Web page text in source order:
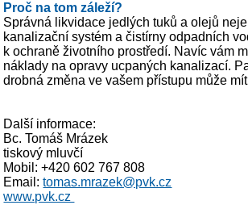
Proč na tom záleží?
Správná likvidace jedlých tuků a olejů
kanalizační systém a čistírny odpadních
k ochraně životního prostředí. Navíc vám
náklady na opravy ucpaných kanalizací.
drobná změna ve vašem přístupu může
Další informace:
Bc. Tomáš Mrázek
tiskový mluvčí
Mobil: +420 602 767 808
Email:tomas.mrazek@pvk.cz
www.pvk.cz